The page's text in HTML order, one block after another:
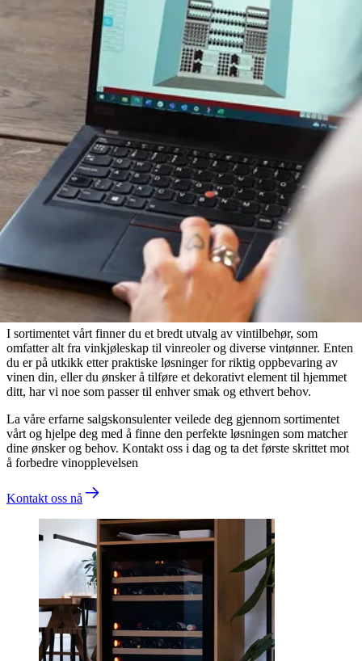
Wineandbarrels rådgiver
Trenger du veiledning?
I sortimentet vårt finner du et bredt utvalg av vintilbehør, som
omfatter alt fra vinkjøleskap til vinreoler og diverse vintønner. Enten
du er på utkikk etter praktiske løsninger for riktig oppbevaring av
vinen din, eller du ønsker å tilføre et dekorativt element til hjemmet
ditt, har vi noe som passer til enhver smak og ethvert behov.
La våre erfarne salgskonsulenter veilede deg gjennom sortimentet
vårt og hjelpe deg med å finne den perfekte løsningen som matcher
dine ønsker og behov. Kontakt oss i dag og ta det første skrittet mot
å forbedre vinopplevelsen
Kontakt oss nå